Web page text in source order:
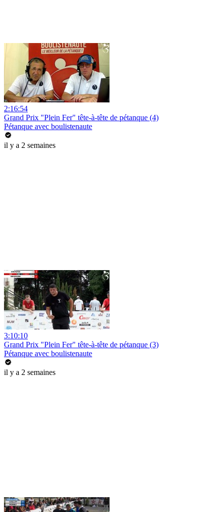
2:16:54
Grand Prix "Plein Fer" tête-à-tête de pétanque (4)
Pétanque avec boulistenaute
il y a 2 semaines
3:10:10
Grand Prix "Plein Fer" tête-à-tête de pétanque (3)
Pétanque avec boulistenaute
il y a 2 semaines